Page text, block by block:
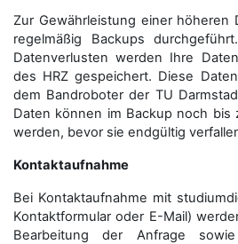
Zur Gewährleistung einer höheren
regelmäßig Backups
Datenverlusten werden Ihre
des HRZ gespeichert. Diese
dem Bandroboter der TU
Daten können im Backup noch bis
werden, bevor sie endgültig
Kontaktaufnahme
Bei Kontaktaufnahme mit
Kontaktformular oder E-Mail)
Bearbeitung der Anfrage